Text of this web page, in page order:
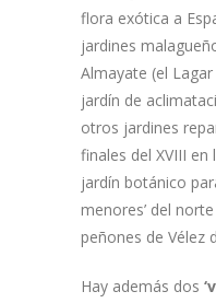
flora exótica a
jardines
Almayate (el
jardín de
otros jardines
finales del XVIII
jardín botánico
menores’ del
peñones de Vélez
Hay además dos